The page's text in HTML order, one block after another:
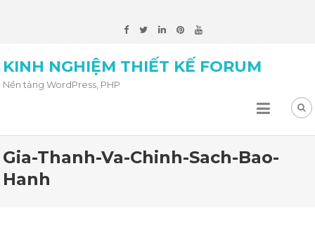
KINH NGHIỆM THIẾT KẾ FORUM
Nền tảng WordPress, PHP
Gia-Thanh-Va-Chinh-Sach-Bao-
Hanh